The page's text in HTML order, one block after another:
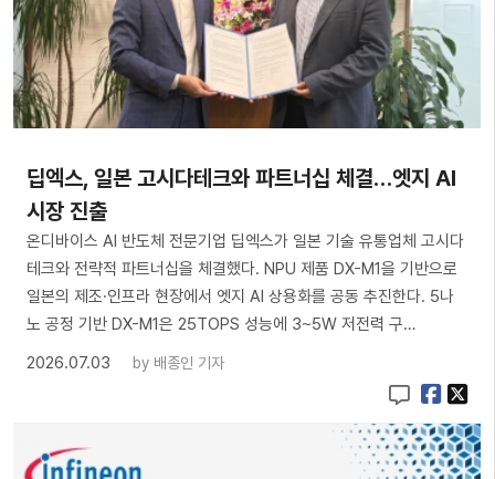
딥엑스, 일본 고시다테크와 파트너십 체결…엣지 AI
시장 진출
온디바이스 AI 반도체 전문기업 딥엑스가 일본 기술 유통업체 고시다
테크와 전략적 파트너십을 체결했다. NPU 제품 DX-M1을 기반으로
일본의 제조·인프라 현장에서 엣지 AI 상용화를 공동 추진한다. 5나
노 공정 기반 DX-M1은 25TOPS 성능에 3~5W 저전력 구…
2026.07.03
by 배종인 기자